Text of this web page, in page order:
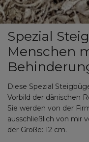
Spezial
Menschen
Diese Spezial
Vorbild der dänischen
Sie werden von der
ausschließlich von mir
der Größe: 12 cm.